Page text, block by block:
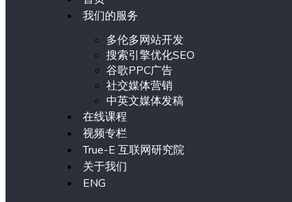
我们的服务
多伦多网站开发
搜索引擎优化SEO
谷歌PPC广告
社交媒体营销
中英文媒体发稿
在线课程
视频专栏
True-E 互联网研究院
关于我们
ENG